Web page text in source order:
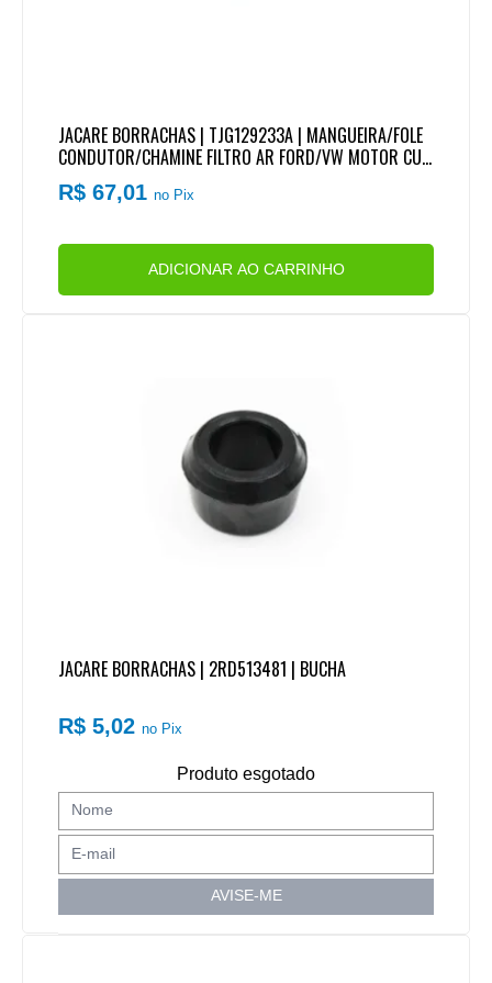
JACARE BORRACHAS | TJG129233A | MANGUEIRA/FOLE
CONDUTOR/CHAMINE FILTRO AR FORD/VW MOTOR CU
MMINS SERIE C 8.3 (BOCAL MAIOR)
R$ 67,01no Pix
ADICIONAR AO CARRINHO
JACARE BORRACHAS | 2RD513481 | BUCHA
R$ 5,02no Pix
Produto esgotado
AVISE-ME